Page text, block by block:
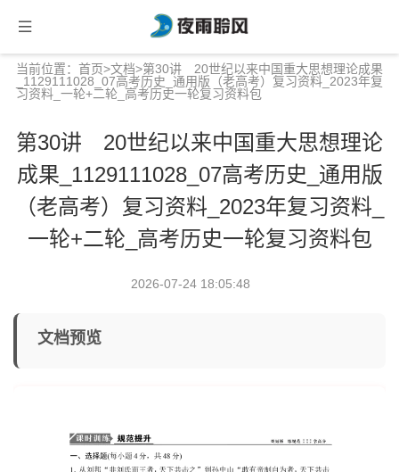
当前位置： 首页>文档>第30讲 20世纪以来中国重大思想理论成果
_1129111028_07高考历史_通用版（老高考）复习资料_2023年复
习资料_一轮+二轮_高考历史一轮复习资料包
第30讲 20世纪以来中国重大思想理论
成果_1129111028_07高考历史_通用版
（老高考）复习资料_2023年复习资料_
一轮+二轮_高考历史一轮复习资料包
2026-07-24 18:05:48
文档预览